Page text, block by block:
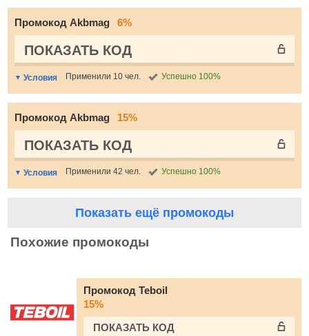
Промокод Akbmag 6%
ПОКАЗАТЬ КОД
Условия Применили 10 чел. Успешно 100%
Промокод Akbmag 15%
ПОКАЗАТЬ КОД
Условия Применили 42 чел. Успешно 100%
Показать ещё промокоды
Похожие промокоды
Промокод Teboil
15%
ПОКАЗАТЬ КОД